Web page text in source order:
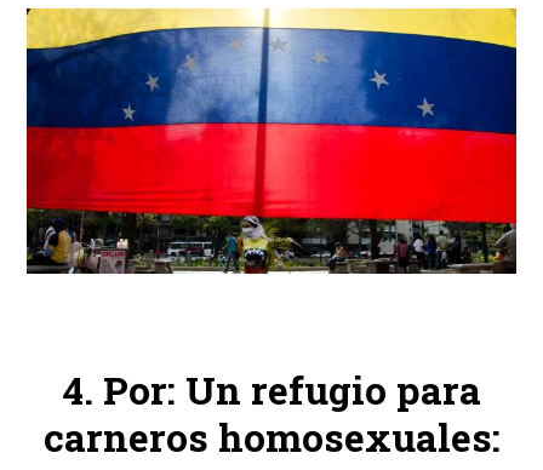
Por: Un refugio para
carneros homosexuales: